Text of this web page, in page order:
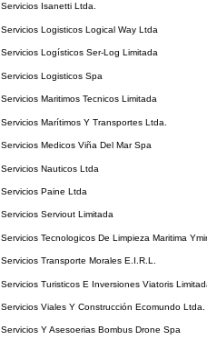
Servicios Isanetti Ltda.
Servicios Logisticos Logical Way Ltda
Servicios Logísticos Ser-Log Limitada
Servicios Logisticos Spa
Servicios Maritimos Tecnicos Limitada
Servicios Marítimos Y Transportes Ltda.
Servicios Medicos Viña Del Mar Spa
Servicios Nauticos Ltda
Servicios Paine Ltda
Servicios Serviout Limitada
Servicios Tecnologicos De Limpieza Maritima
Servicios Transporte Morales E.I.R.L.
Servicios Turisticos E Inversiones Viatoris
Servicios Viales Y Construcción Ecomundo Ltda.
Servicios Y Asesoerias Bombus Drone Spa